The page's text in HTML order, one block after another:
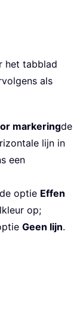
het tabblad
als
markeringde
lijn in
een
de optie Effen
op;
Geen lijn.